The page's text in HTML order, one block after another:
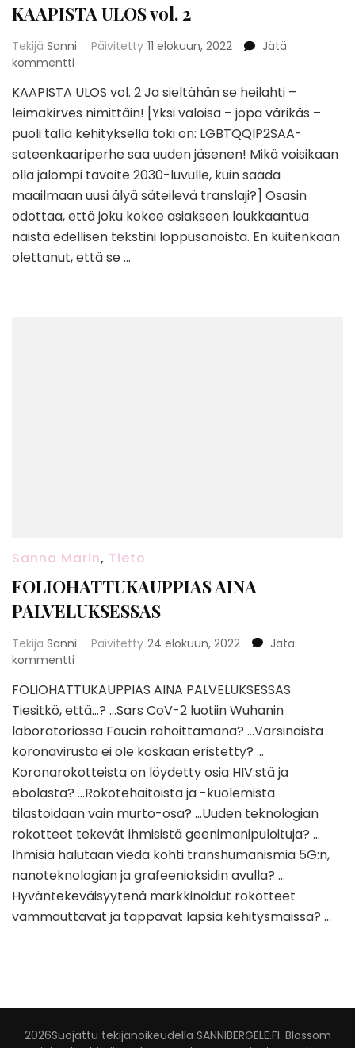
KAAPISTA ULOS vol. 2
Tekijä Sanni Päivitetty 11 elokuun, 2022
Jätä
kommentti
ULOS
vol.
2
KAAPISTA ULOS vol. 2 Ja sieltähän se heilahti –
leimakirves nimittäin! [Yksi valoisa – jopa värikäs –
puoli tällä kehityksellä toki on: LGBTQQIP2SAA-
sateenkaariperhe saa uuden jäsenen! Mikä voisikaan
olla jalompi tavoite 2030-luvulle, kuin saada
maailmaan uusi älyä säteilevä translaji?] Osasin
odottaa, että joku kokee asiakseen loukkaantua
näistä edellisen tekstini loppusanoista. En kuitenkaan
olettanut, että se …
Sanna Marin, Tieto
FOLIOHATTUKAUPPIAS AINA
PALVELUKSESSAS
Tekijä Sanni Päivitetty 24 elokuun, 2022
Jätä
kommentti
AINA
PALVELUKSESSAS
FOLIOHATTUKAUPPIAS AINA PALVELUKSESSAS
Tiesitkö, että…? …Sars CoV-2 luotiin Wuhanin
laboratoriossa Faucin rahoittamana? …Varsinaista
koronavirusta ei ole koskaan eristetty? …
Koronarokotteista on löydetty osia HIV:stä ja
ebolasta? …Rokotehaitoista ja -kuolemista
tilastoidaan vain murto-osa? …Uuden teknologian
rokotteet tekevät ihmisistä geenimanipuloituja? …
Ihmisiä halutaan viedä kohti transhumanismia 5G:n,
nanoteknologian ja grafeenioksidin avulla? …
Hyväntekeväisyytenä markkinoidut rokotteet
vammauttavat ja tappavat lapsia kehitysmaissa? …
2026Suojattu tekijänoikeudella SANNIBERGELE.FI. Blossom